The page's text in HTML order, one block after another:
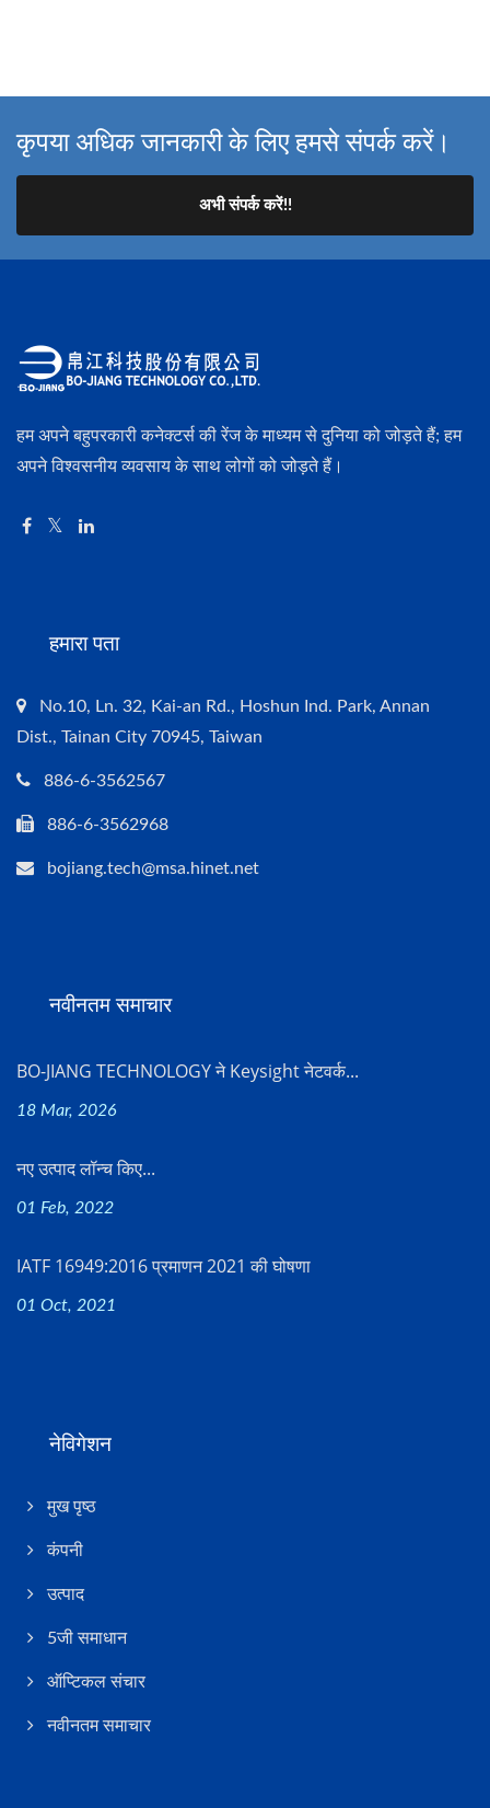
कृपया अधिक जानकारी के लिए हमसे संपर्क करें।
अभी संपर्क करें!!
हम अपने बहुपरकारी कनेक्टर्स की रेंज के माध्यम से दुनिया को जोड़ते हैं; हम
अपने विश्वसनीय व्यवसाय के साथ लोगों को जोड़ते हैं।
हमारा पता
No.10, Ln. 32, Kai-an Rd., Hoshun Ind. Park, Annan
Dist., Tainan City 70945, Taiwan
886-6-3562567
886-6-3562968
bojiang.tech@msa.hinet.net
नवीनतम समाचार
BO-JIANG TECHNOLOGY ने Keysight नेटवर्क...
18 Mar, 2026
नए उत्पाद लॉन्च किए...
01 Feb, 2022
IATF 16949:2016 प्रमाणन 2021 की घोषणा
01 Oct, 2021
नेविगेशन
मुख पृष्ठ
कंपनी
उत्पाद
5जी समाधान
ऑप्टिकल संचार
नवीनतम समाचार